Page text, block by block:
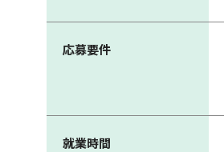
応募要件
就業時間